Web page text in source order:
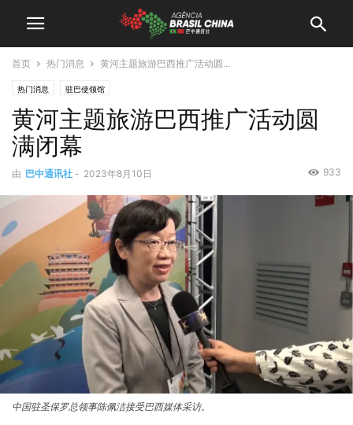
首页 热门消息 黄河主题旅游巴西推广活动圆...
热门消息 驻巴使领馆
黄河主题旅游巴西推广活动圆
满闭幕
由 巴中通讯社 - 2023年8月10日 933
中国驻圣保罗总领事陈佩洁接受巴西媒体采访。